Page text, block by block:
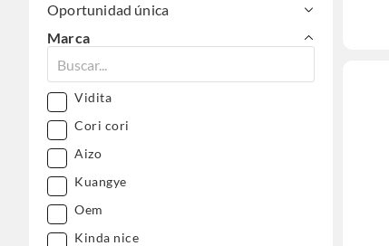
Oportunidad única
Marca
Vidita
Cori cori
Aizo
Kuangye
Oem
Kinda nice